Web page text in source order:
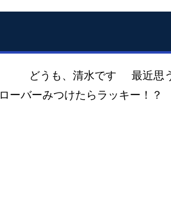
どうも、清水です 最近思う
ローバーみつけたらラッキー！